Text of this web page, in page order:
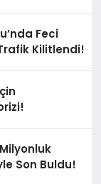
Feci
Kilitlendi!
Son Buldu!